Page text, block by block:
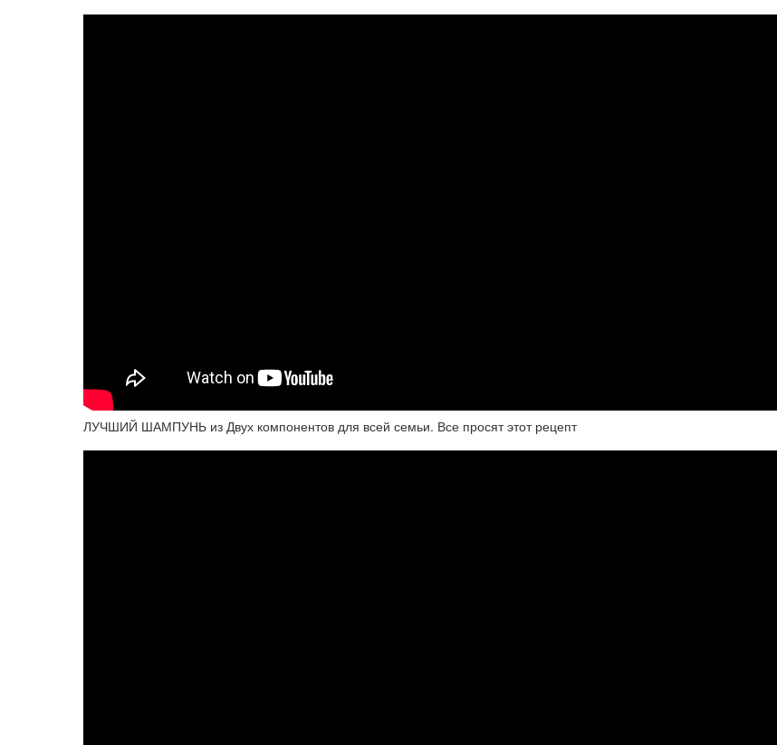
ЛУЧШИЙ ШАМПУНЬ из Двух компонентов для всей семьи. Все просят этот рецепт